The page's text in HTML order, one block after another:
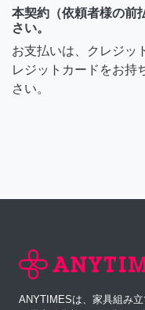
本契約（依頼者様の前
さい。
お支払いは、クレジッ
レジットカードをお持
さい。
ANYTIMESは、家具組み